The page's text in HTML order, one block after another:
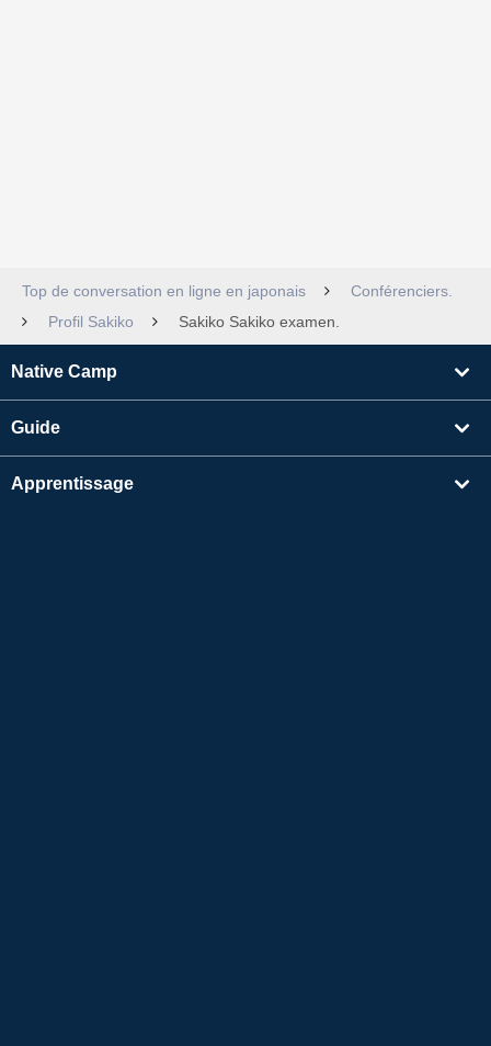
Top de conversation en ligne en japonais
Conférenciers.
Profil Sakiko
Sakiko Sakiko examen.
Native Camp
Guide
Apprentissage